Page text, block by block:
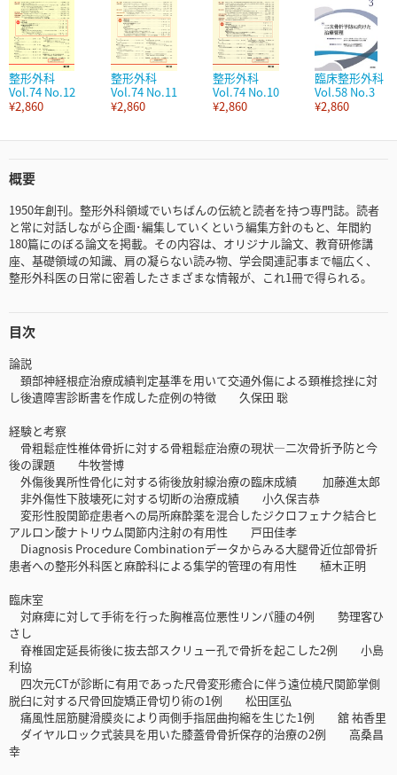
整形外科
Vol.74 No.12
¥2,860
整形外科
Vol.74 No.11
¥2,860
整形外科
Vol.74 No.10
¥2,860
臨床整形外科
Vol.58 No.3
¥2,860
概要
1950年創刊。整形外科領域でいちばんの伝統と読者を持つ専門誌。読者
と常に対話しながら企画･編集していくという編集方針のもと、年間約
180篇にのぼる論文を掲載。その内容は、オリジナル論文、教育研修講
座、基礎領域の知識、肩の凝らない読み物、学会関連記事まで幅広く、
整形外科医の日常に密着したさまざまな情報が、これ1冊で得られる。
目次
論説
頚部神経根症治療成績判定基準を用いて交通外傷による頚椎捻挫に対
し後遺障害診断書を作成した症例の特徴 久保田 聡
経験と考察
骨粗鬆症性椎体骨折に対する骨粗鬆症治療の現状―二次骨折予防と今
後の課題 牛牧誉博
外傷後異所性骨化に対する術後放射線治療の臨床成績 加藤進太郎
非外傷性下肢壊死に対する切断の治療成績 小久保吉恭
変形性股関節症患者への局所麻酔薬を混合したジクロフェナク結合ヒ
アルロン酸ナトリウム関節内注射の有用性 戸田佳孝
Diagnosis Procedure Combinationデータからみる大腿骨近位部骨折
患者への整形外科医と麻酔科による集学的管理の有用性 植木正明
臨床室
対麻痺に対して手術を行った胸椎高位悪性リンパ腫の4例 勢理客ひ
さし
脊椎固定延長術後に抜去部スクリュー孔で骨折を起こした2例 小島
利協
四次元CTが診断に有用であった尺骨変形癒合に伴う遠位橈尺関節掌側
脱臼に対する尺骨回旋矯正骨切り術の1例 松田匡弘
痛風性屈筋腱滑膜炎により両側手指屈曲拘縮を生じた1例 舘 祐香里
ダイヤルロック式装具を用いた膝蓋骨骨折保存的治療の2例 高桑昌
幸